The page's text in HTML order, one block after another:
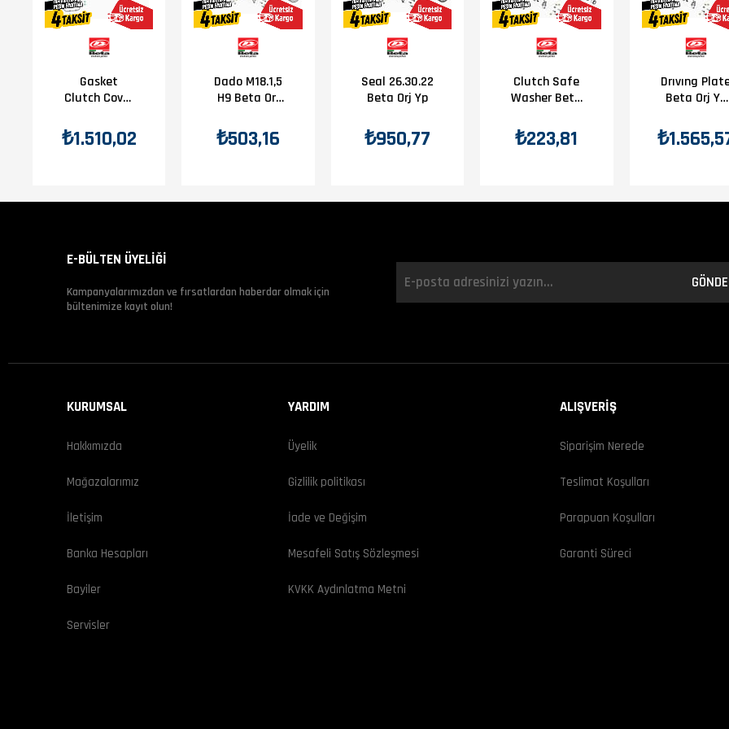
Gasket
Clutch Cover
Orj Yp B8-1
₺1.510,02
Dado M18.1,5
H9 Beta Orj
₺503,16
Seal 26.30.22
Beta Orj Yp
₺950,77
Clutch Safe
Washer Beta
₺223,81
Drıvıng
Beta Orj Yp
E-BÜLTEN ÜYELİĞİ
Kampanyalarımızdan ve fırsatlardan haberdar olmak için
bültenimize kayıt olun!
KURUMSAL
Hakkımızda
Mağazalarımız
İletişim
Banka Hesapları
Bayiler
Servisler
YARDIM
Üyelik
Gizlilik politikası
İade ve Değişim
Mesafeli Satış Sözleşmesi
KVKK Aydınlatma Metni
ALIŞVERİŞ
Siparişim Nerede
Teslimat Koşulları
Parapuan Koşulları
Garanti Süreci